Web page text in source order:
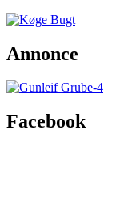
Annonce
Facebook